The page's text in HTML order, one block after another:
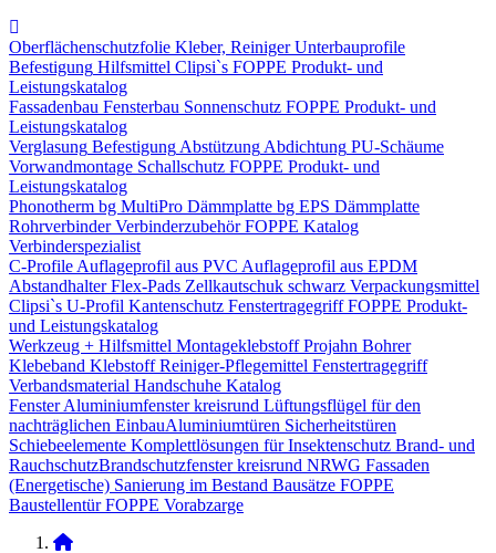
Oberflächenschutzfolie Kleber, Reiniger Unterbauprofile
Befestigung Hilfsmittel Clipsi`s FOPPE Produkt- und
Leistungskatalog
Fassadenbau Fensterbau Sonnenschutz FOPPE Produkt- und
Leistungskatalog
Verglasung Befestigung Abstützung Abdichtung PU-Schäume
Vorwandmontage Schallschutz FOPPE Produkt- und
Leistungskatalog
Phonotherm bg MultiPro Dämmplatte bg EPS Dämmplatte
Rohrverbinder Verbinderzubehör FOPPE Katalog
Verbinderspezialist
C-Profile Auflageprofil aus PVC Auflageprofil aus EPDM
Abstandhalter Flex-Pads Zellkautschuk schwarz Verpackungsmittel
Clipsi`s U-Profil Kantenschutz Fenstertragegriff FOPPE Produkt-
und Leistungskatalog
Werkzeug + Hilfsmittel Montageklebstoff Projahn Bohrer
Klebeband Klebstoff Reiniger-Pflegemittel Fenstertragegriff
Verbandsmaterial Handschuhe Katalog
Fenster Aluminiumfenster kreisrund Lüftungsflügel für den
nachträglichen Einbau​Aluminiumtüren Sicherheitstüren
Schiebeelemente Komplettlösungen für Insektenschutz Brand- und
Rauchschutz​Brandschutzfenster kreisrund NRWG Fassaden
(Energetische) Sanierung im Bestand Bausätze FOPPE
Baustellentür FOPPE Vorabzarge